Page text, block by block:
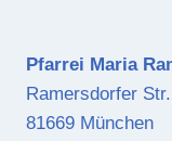
Pfarrei Maria
Ramersdorfer
81669 München